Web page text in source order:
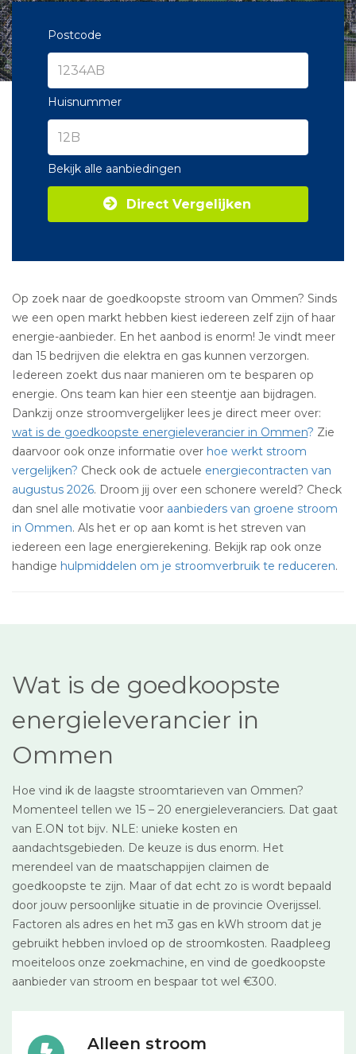
Postcode
Huisnummer
Bekijk alle aanbiedingen
Direct Vergelijken
Op zoek naar de goedkoopste stroom van Ommen? Sinds
we een open markt hebben kiest iedereen zelf zijn of haar
energie-aanbieder. En het aanbod is enorm! Je vindt meer
dan 15 bedrijven die elektra en gas kunnen verzorgen.
Iedereen zoekt dus naar manieren om te besparen op
energie. Ons team kan hier een steentje aan bijdragen.
Dankzij onze stroomvergelijker lees je direct meer over:
wat is de goedkoopste energieleverancier in Ommen? Zie
daarvoor ook onze informatie over hoe werkt stroom
vergelijken? Check ook de actuele energiecontracten van
augustus 2026. Droom jij over een schonere wereld? Check
dan snel alle motivatie voor aanbieders van groene stroom
in Ommen. Als het er op aan komt is het streven van
iedereen een lage energierekening. Bekijk rap ook onze
handige hulpmiddelen om je stroomverbruik te reduceren.
Wat is de goedkoopste
energieleverancier in
Ommen
Hoe vind ik de laagste stroomtarieven van Ommen?
Momenteel tellen we 15 – 20 energieleveranciers. Dat gaat
van E.ON tot bijv. NLE: unieke kosten en
aandachtsgebieden. De keuze is dus enorm. Het
merendeel van de maatschappijen claimen de
goedkoopste te zijn. Maar of dat echt zo is wordt bepaald
door jouw persoonlijke situatie in de provincie Overijssel.
Factoren als adres en het m3 gas en kWh stroom dat je
gebruikt hebben invloed op de stroomkosten. Raadpleeg
moeiteloos onze zoekmachine, en vind de goedkoopste
aanbieder van stroom en bespaar tot wel €300.
Alleen stroom